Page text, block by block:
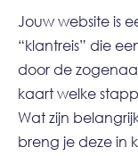
Jouw website is
“klantreis” die
door de
kaart welke
Wat zijn
breng je deze in